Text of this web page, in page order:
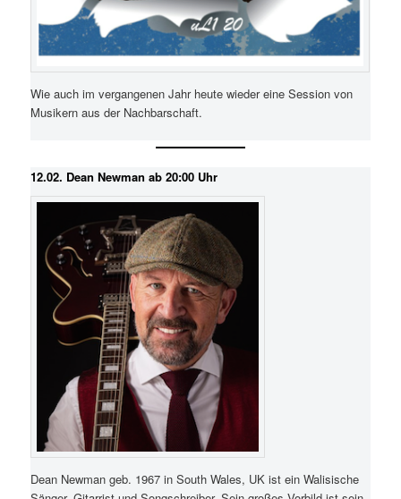
Wie auch im vergangenen Jahr heute wieder eine Session von
Musikern aus der Nachbarschaft.
12.02. Dean Newman ab 20:00 Uhr
Dean Newman geb. 1967 in South Wales, UK ist ein Walisische